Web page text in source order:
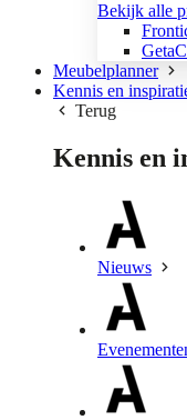
Bekijk alle
Meubelplanner
Kennis en
Terug
Kennis en
Nieuws